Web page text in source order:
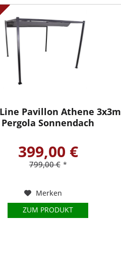
Pavillon Athene 3x3m
Pergola Sonnendach
399,00 €
799,00 € *
Merken
ZUM PRODUKT